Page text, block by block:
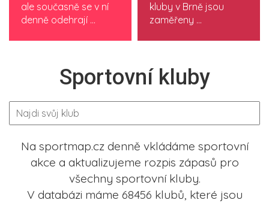
ale současně se v ní
denně odehrají ...
kluby v Brně jsou
zaměřeny ...
Sportovní kluby
Na sportmap.cz denně vkládáme sportovní
akce a aktualizujeme rozpis zápasů pro
všechny sportovní kluby.
V databázi máme 68456 klubů, které jsou